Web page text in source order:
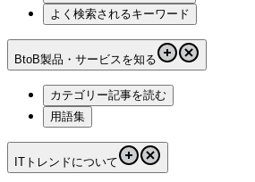
よく検索されるキーワード
BtoB製品・サービスを知る
カテゴリー記事を読む
用語集
ITトレンドについて